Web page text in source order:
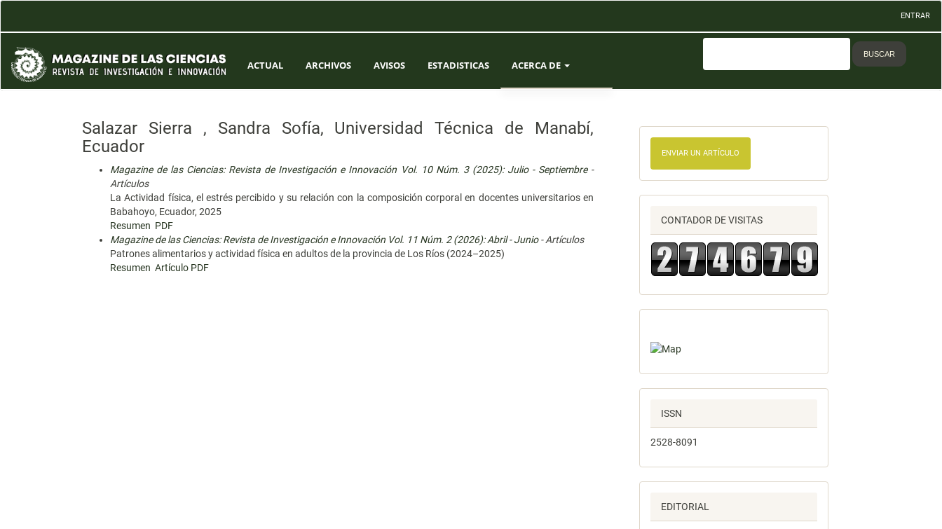
Contenido
principal
Barra
lateral
ENTRAR
ACTUAL ARCHIVOS AVISOS ESTADISTICAS ACERCA DE
EQUIPO EDITORIAL
BUSCAR
Salazar Sierra , Sandra Sofía, Universidad Técnica de Manabí,
Ecuador
Magazine de las Ciencias: Revista de Investigación e Innovación Vol. 10 Núm. 3 (2025): Julio - Septiembre-
Artículos
La Actividad física, el estrés percibido y su relación con la composición corporal en docentes universitarios en
Babahoyo, Ecuador, 2025
Resumen PDF
Magazine de las Ciencias: Revista de Investigación e Innovación Vol. 11 Núm. 2 (2026): Abril - Junio- Artículos
Patrones alimentarios y actividad física en adultos de la provincia de Los Ríos (2024–2025)
Resumen Artículo PDF
ENVIAR UN ARTÍCULO
CONTADOR DE VISITAS
ISSN
2528-8091
EDITORIAL